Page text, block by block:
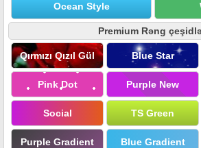
Ocean Style
Premium Rəng
Qırmızı Qızıl Gül Blue Star
Pink Dot Purple New
Social TS Green
Purple Gradient Blue Gradient